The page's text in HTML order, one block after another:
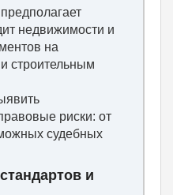
недвижимости и
на
строительным
риски: от
судебных
и